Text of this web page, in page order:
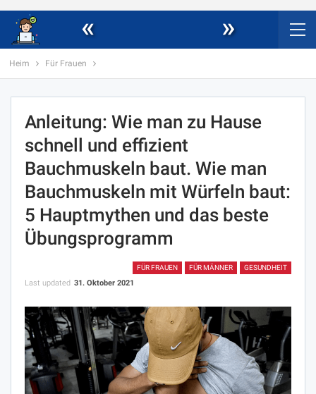
« »
Heim Für Frauen
Anleitung: Wie man zu Hause
schnell und effizient
Bauchmuskeln baut. Wie man
Bauchmuskeln mit Würfeln baut:
5 Hauptmythen und das beste
Übungsprogramm
FÜR FRAUEN FÜR MÄNNER GESUNDHEIT
Last updated 31. Oktober 2021